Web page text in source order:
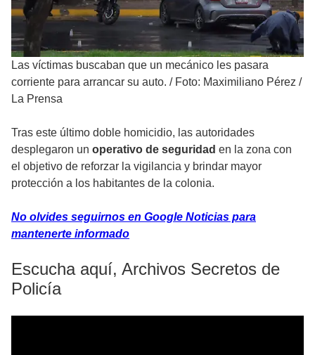
Las víctimas buscaban que un mecánico les pasara
corriente para arrancar su auto. / Foto: Maximiliano Pérez /
La Prensa
Tras este último doble homicidio, las autoridades
desplegaron un operativo de seguridad en la zona con
el objetivo de reforzar la vigilancia y brindar mayor
protección a los habitantes de la colonia.
No olvides seguirnos en Google Noticias para
mantenerte informado
Escucha aquí, Archivos Secretos de
Policía